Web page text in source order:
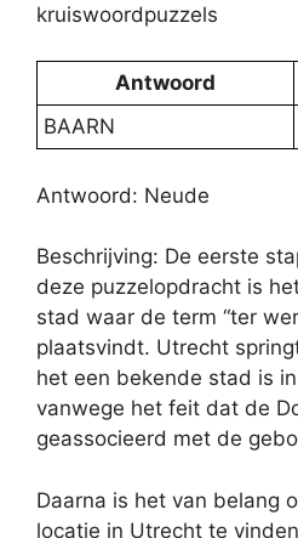
kruiswoordpuzzels
Antwoord
BAARN
Antwoord: Neude
Beschrijving: De eerste
deze puzzelopdracht is
stad waar de term “ter
plaatsvindt. Utrecht
het een bekende stad is
vanwege het feit dat de
geassocieerd met de
Daarna is het van belang
locatie in Utrecht te